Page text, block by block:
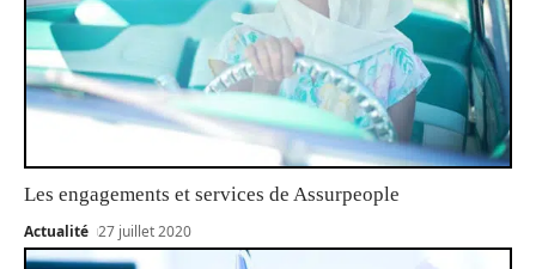
Les engagements et services de Assurpeople
Actualité 27 juillet 2020